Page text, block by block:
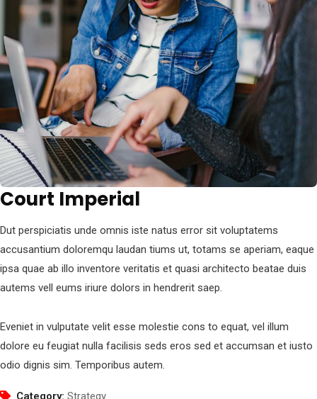
Court Imperial
Dut perspiciatis unde omnis iste natus error sit voluptatems
accusantium doloremqu laudan tiums ut, totams se aperiam, eaque
ipsa quae ab illo inventore veritatis et quasi architecto beatae duis
autems vell eums iriure dolors in hendrerit saep.
Eveniet in vulputate velit esse molestie cons to equat, vel illum
dolore eu feugiat nulla facilisis seds eros sed et accumsan et iusto
odio dignis sim. Temporibus autem.
Category: Strategy